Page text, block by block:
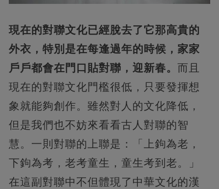
現在的對聯文化已經脫去了它那高貴的
外衣，特別是在每逢過年的時候，家家
戶戶都會在門口貼對聯，迎新春。 而且
現在的對聯文化門檻很低，只要發揮想
象就能夠創作。雖然對人的文化降低，
但是我們也不妨來看看古人對聯的智
慧。一則對聯的上聯是：「上鉤為老，
下鉤為考，老考童生，童生考到老。」
在這副對聯中不但體現了中華文化的漢